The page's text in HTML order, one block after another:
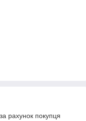
рахунок покупця